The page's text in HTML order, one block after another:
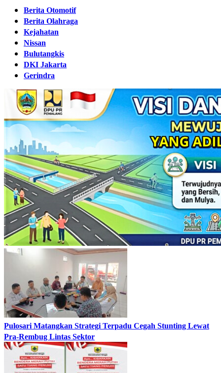
Berita Otomotif
Berita Olahraga
Kejahatan
Nissan
Bulutangkis
DKI Jakarta
Gerindra
Pulosari Matangkan Strategi Terpadu Cegah Stunting Lewat
Pra-Rembug Lintas Sektor